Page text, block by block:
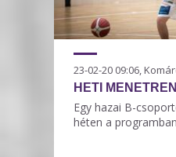
23-02-20 09:06,
HETI
Egy hazai B-
héten a